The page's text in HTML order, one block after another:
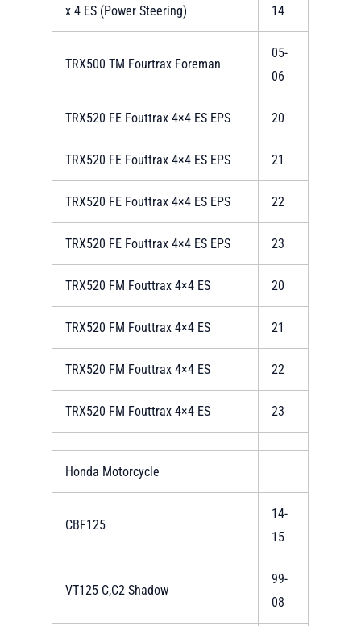
x 4 ES (Power Steering)
14
TRX500 TM Fourtrax Foreman
05-
06
TRX520 FE Fouttrax 4×4 ES EPS 20
TRX520 FE Fouttrax 4×4 ES EPS 21
TRX520 FE Fouttrax 4×4 ES EPS 22
TRX520 FE Fouttrax 4×4 ES EPS 23
TRX520 FM Fouttrax 4×4 ES 20
TRX520 FM Fouttrax 4×4 ES 21
TRX520 FM Fouttrax 4×4 ES 22
TRX520 FM Fouttrax 4×4 ES 23
Honda Motorcycle
CBF125
14-
15
VT125 C,C2 Shadow
99-
08